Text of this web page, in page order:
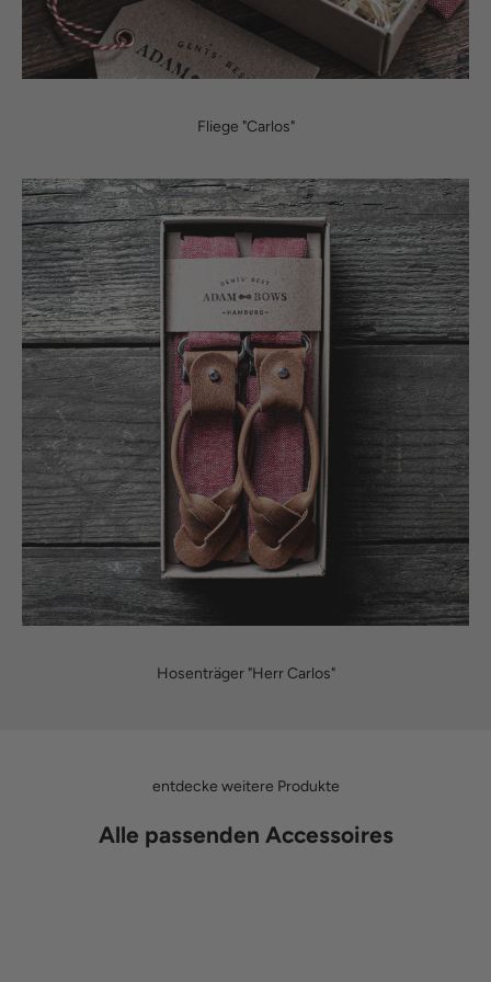
Fliege "Carlos"
Hosenträger "Herr Carlos"
entdecke weitere Produkte
Alle passenden Accessoires